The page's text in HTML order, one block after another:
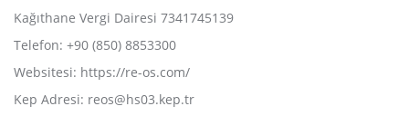
Kağıthane Vergi Dairesi 7341745139
Telefon: +90 (850) 8853300
Websitesi: https://re-os.com/
Kep Adresi: reos@hs03.kep.tr